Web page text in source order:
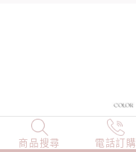
商品搜尋 電話訂購
NEW 店長精選